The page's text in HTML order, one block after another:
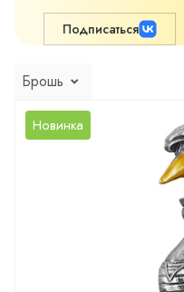
Подписаться
Брошь
Новинка